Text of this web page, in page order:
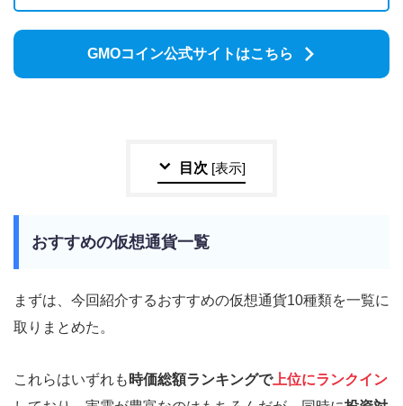
GMOコイン公式サイトはこちら
目次 [表示]
おすすめの仮想通貨一覧
まずは、今回紹介するおすすめの仮想通貨10種類を一覧に
取りまとめた。
これらはいずれも 時価総額ランキングで上位にランクイン